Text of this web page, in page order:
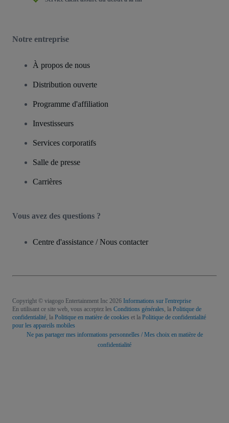
Notre entreprise
À propos de nous
Distribution ouverte
Programme d'affiliation
Investisseurs
Services corporatifs
Salle de presse
Carrières
Vous avez des questions ?
Centre d'assistance / Nous contacter
Copyright © viagogo Entertainment Inc 2026 Informations sur l'entreprise
En utilisant ce site web, vous acceptez les Conditions générales , la Politique de
confidentialité , la Politique en matière de cookies et la Politique de confidentialité
pour les appareils mobiles
Ne pas partager mes informations personnelles / Mes choix en matière de
confidentialité